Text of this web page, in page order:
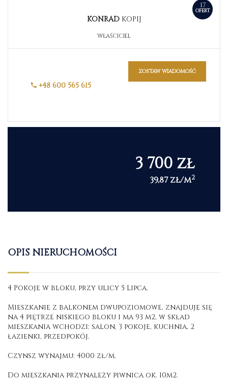
17
OFERT
KONRAD KOPIJ
WŁAŚCICIEL
+48 600 565 615
zostaw wiadomość
3 700 zł
39,87 zł/m2
OPIS NIERUCHOMOŚCI
4 Pokoje w bloku, przy ulicy 5 Lipca.
Mieszkanie z balkonem dwupoziomowe, znajduje się
na 4 piętrze niskiego bloku i ma 93 m2, w skład
mieszkania wchodzi: salon, 3 pokoje, kuchnia, 2
łazienki, przedpokój.
Czynsz wynajmu: 4000 zł/m.
Do mieszkania przynależy piwnica ok. 10m2.